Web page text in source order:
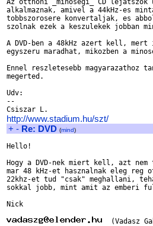
Az otthoni _minosegi_ CD lejatszok
alkalmaznak, amivel a 44kHz-es
tobbszorosere konvertaljak, es
szolnak ezek a keszulekek jobban
A DVD-ben a 48kHz azert kell,
egyszeru maradhat, mikozben a
Ennel reszletesebb
megerted.
Udv:
--
http://www.stadium.hu/szt/
+ - Re: DVD (mind)
Hello!
Hogy a DVD-nek miert kell, azt
mar 48 kHz-et hasznalnak eleg reg
22khz-et tud "csak" meghallani,
sokkal jobb, mint amit az emberi
Nick
(Vadasz